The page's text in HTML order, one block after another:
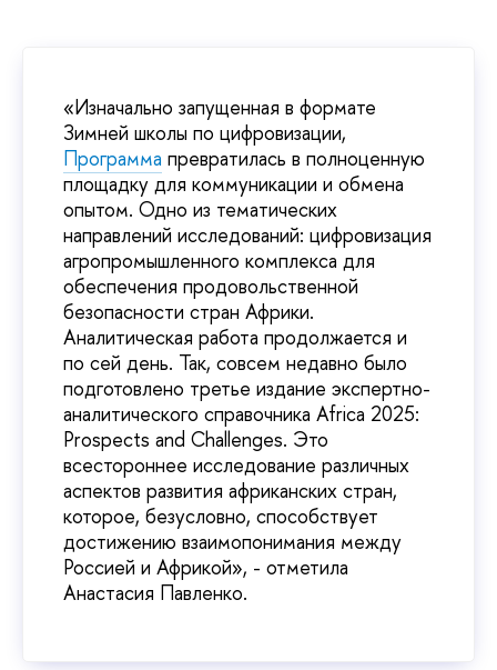
«Изначально запущенная в формате
Зимней школы по цифровизации,
Программа превратилась в полноценную
площадку для коммуникации и обмена
опытом. Одно из тематических
направлений исследований: цифровизация
агропромышленного комплекса для
обеспечения продовольственной
безопасности стран Африки.
Аналитическая работа продолжается и
по сей день. Так, совсем недавно было
подготовлено третье издание экспертно-
аналитического справочника Africa 2025:
Prospects and Challenges. Это
всестороннее исследование различных
аспектов развития африканских стран,
которое, безусловно, способствует
достижению взаимопонимания между
Россией и Африкой», - отметила
Анастасия Павленко.